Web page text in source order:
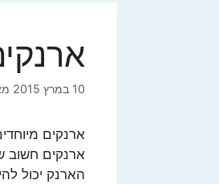
10 במרץ 2015
ארנקים
ארנקים חשוב
הארנק יכול